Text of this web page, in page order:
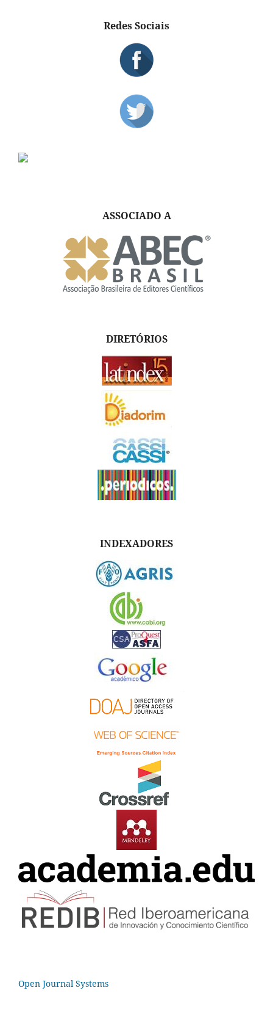
Redes Sociais
ASSOCIADO A
DIRETÓRIOS
INDEXADORES
Open Journal Systems